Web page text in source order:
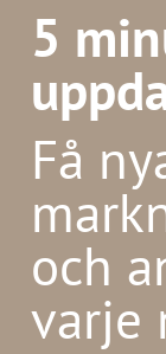
5
Få
och
varje